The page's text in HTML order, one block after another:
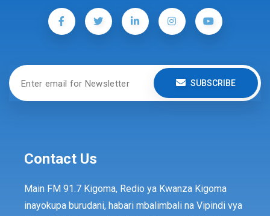
SUBSCRIBE
Contact Us
Main FM 91.7 Kigoma, Redio ya Kwanza Kigoma
inayokupa burudani, habari mbalimbali na Vipindi vya